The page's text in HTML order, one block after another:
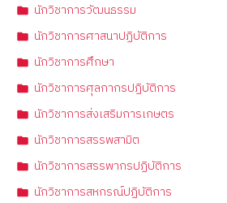
นักวิชาการวัฒนธรรม
นักวิชาการศาสนาปฏิบัติการ
นักวิชาการศึกษา
นักวิชาการศุลกากรปฏิบัติการ
นักวิชาการส่งเสริมการเกษตร
นักวิชาการสรรพสามิต
นักวิชาการสรรพากรปฏิบัติการ
นักวิชาการสหกรณ์ปฏิบัติการ